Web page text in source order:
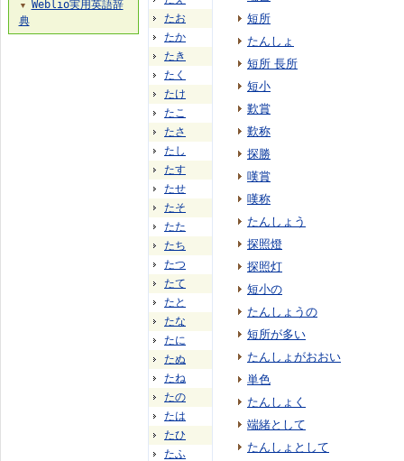
たお
たか
たき
たく
たけ
たこ
たさ
たし
たす
たせ
たそ
たた
たち
たつ
たて
たと
たな
たに
たぬ
たね
たの
たは
たひ
たふ
短所
たんしょ
短所 長所
短小
歎賞
歎称
探勝
嘆賞
嘆称
たんしょう
探照燈
探照灯
短小の
たんしょうの
短所が多い
たんしょがおおい
単色
たんしょく
端緒として
たんしょとして
▼
Weblio実用英語辞
典